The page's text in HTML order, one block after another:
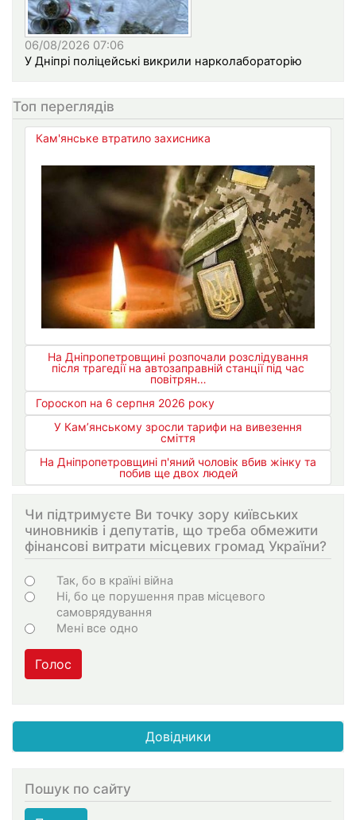
06/08/2026 07:06
У Дніпрі поліцейські викрили нарколабораторію
Топ переглядів
Кам'янське втратило захисника
На Дніпропетровщині розпочали розслідування
після трагедії на автозаправній станції під час
повітрян…
Гороскоп на 6 серпня 2026 року
У Кам’янському зросли тарифи на вивезення
сміття
На Дніпропетровщині п'яний чоловік вбив жінку та
побив ще двох людей
Чи підтримуєте Ви точку зору київських
чиновників і депутатів, що треба обмежити
фінансові витрати місцевих громад України?
Choices
Так, бо в країні війна
Ні, бо це порушення прав місцевого
самоврядування
Мені все одно
Голос
Довідники
Пошук по сайту